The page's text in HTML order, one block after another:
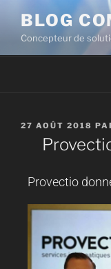
BLOG
Concepteur de
27 AOÛT 2018
Provectio